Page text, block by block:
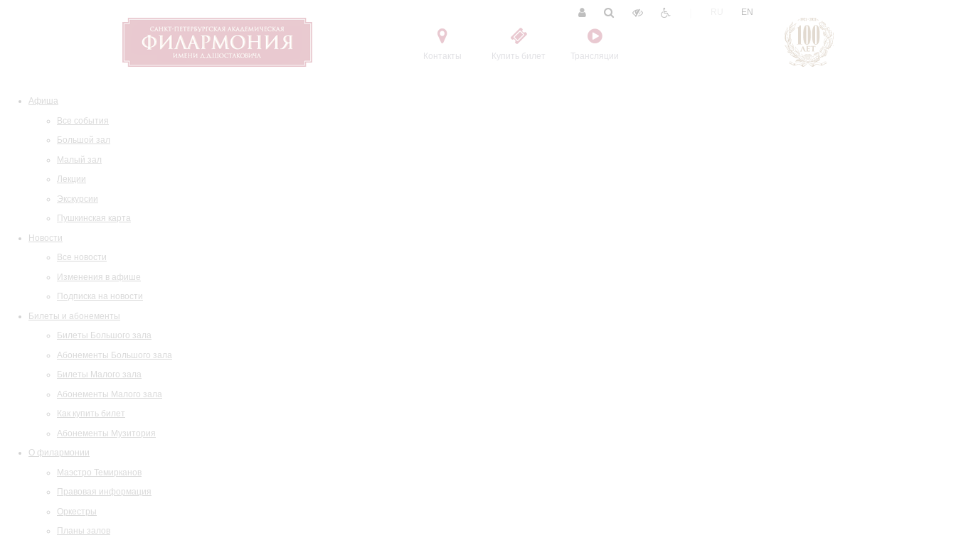
Контакты Купить билет Трансляции
EN
Афиша
Все события
Большой зал
Малый зал
Лекции
Экскурсии
Пушкинская карта
Новости
Все новости
Изменения в афише
Подписка на новости
Билеты и абонементы
Билеты Большого зала
Абонементы Большого зала
Билеты Малого зала
Абонементы Малого зала
Как купить билет
Абонементы Музитория
О филармонии
Маэстро Темирканов
Правовая информация
Оркестры
Планы залов